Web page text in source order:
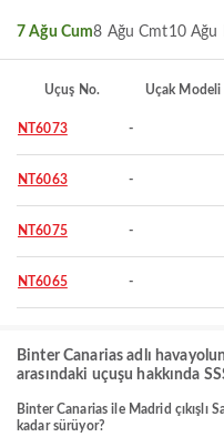
7 Ağu Cum8 Ağu Cmt10 Ağu
Uçuş No. Uçak Modeli
NT6073 -
NT6063 -
NT6075 -
NT6065 -
Binter Canarias adlı
arasındaki uçuşu hakkında
Binter Canarias ile Madrid çıkışlı
kadar sürüyor?